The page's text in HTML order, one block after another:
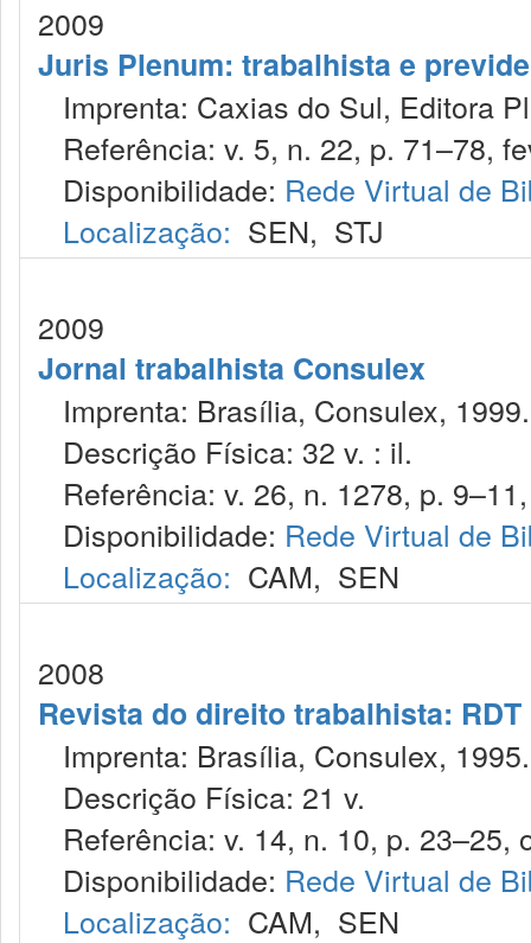
2009
Juris Plenum: trabalhista e
Imprenta: Caxias do Sul, Editora
Referência: v. 5, n. 22, p. 71–78,
Disponibilidade: Rede Virtual de
Localização: SEN, STJ
2009
Jornal trabalhista Consulex
Imprenta: Brasília, Consulex, 1999.
Descrição Física: 32 v. : il.
Referência: v. 26, n. 1278, p.
Disponibilidade: Rede Virtual de
Localização: CAM, SEN
2008
Revista do direito trabalhista: RDT
Imprenta: Brasília, Consulex, 1995.
Descrição Física: 21 v.
Referência: v. 14, n. 10, p. 23–25,
Disponibilidade: Rede Virtual de
Localização: CAM, SEN